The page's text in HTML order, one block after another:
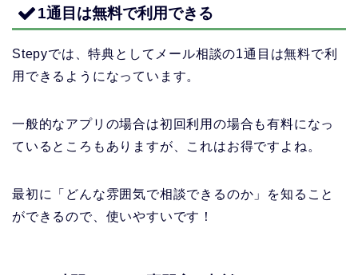
1通目は無料で利用できる
Stepyでは、特典としてメール相談の1通目は無料で利
用できるようになっています。
一般的なアプリの場合は初回利用の場合も有料になっ
ているところもありますが、これはお得ですよね。
最初に「どんな雰囲気で相談できるのか」を知ること
ができるので、使いやすいです！